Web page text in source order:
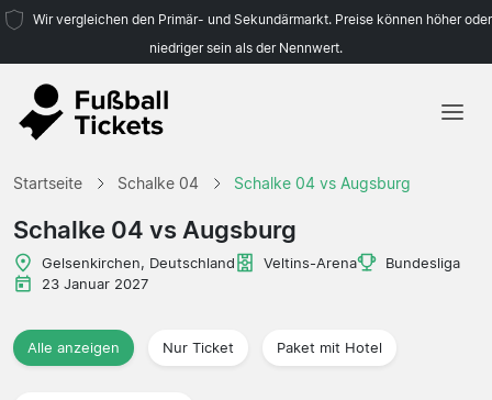
Wir vergleichen den Primär- und Sekundärmarkt. Preise können höher oder
niedriger sein als der Nennwert.
Startseite Schalke 04 Schalke 04 vs Augsburg
Schalke 04 vs Augsburg
Gelsenkirchen, Deutschland Veltins-Arena
Bundesliga
23 Januar 2027
Alle anzeigen Nur Ticket Paket mit Hotel